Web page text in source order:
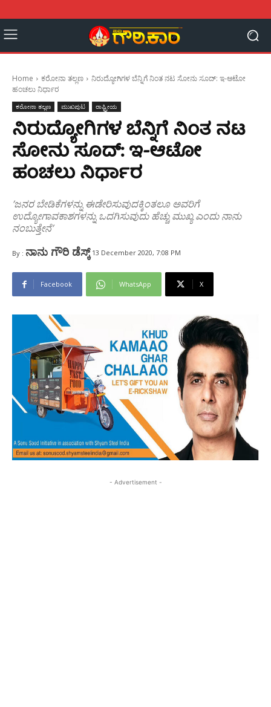
Home ಕರೋನಾ ತಲ್ಲಣ
ನಿರುದ್ಯೋಗಿಗಳ ಬೆನ್ನಿಗೆ ನಿಂತ ನಟ ಸೋನು ಸೂದ್: ಇ-ಆಟೋ
ಹಂಚಲು ನಿರ್ಧಾರ
ಕರೋನಾ ತಲ್ಲಣ ಮುಖಪುಟ ರಾಷ್ಟ್ರೀಯ
ನಿರುದ್ಯೋಗಿಗಳ ಬೆನ್ನಿಗೆ ನಿಂತ ನಟ
ಸೋನು ಸೂದ್: ಇ-ಆಟೋ
ಹಂಚಲು ನಿರ್ಧಾರ
’ಜನರ ಬೇಡಿಕೆಗಳನ್ನು ಈಡೇರಿಸುವುದಕ್ಕಿಂತಲೂ ಅವರಿಗೆ
ಉದ್ಯೋಗಾವಕಾಶಗಳನ್ನು ಒದಗಿಸುವುದು ಹೆಚ್ಚು ಮುಖ್ಯ ಎಂದು ನಾನು
ನಂಬುತ್ತೇನೆ’
By : ನಾನು ಗೌರಿ ಡೆಸ್ಕ್ 13 December 2020, 7:08 PM
Facebook WhatsApp X
- Advertisement -